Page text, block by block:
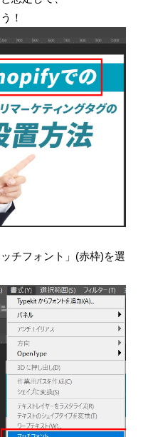
！
チフォント」(赤枠)を選